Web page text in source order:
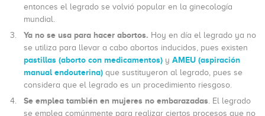
entonces el legrado se volvió popular en la ginecología
mundial.
Ya no se usa para hacer abortos. Hoy en día el legrado ya no
se utiliza para llevar a cabo abortos inducidos, pues existen
pastillas (aborto con medicamentos) y AMEU (aspiración
manual endouterina) que sustituyeron al legrado, pues se
considera que el legrado es un procedimiento riesgoso.
Se emplea también en mujeres no embarazadas. El legrado
se emplea comúnmente para realizar ciertos procesos que no